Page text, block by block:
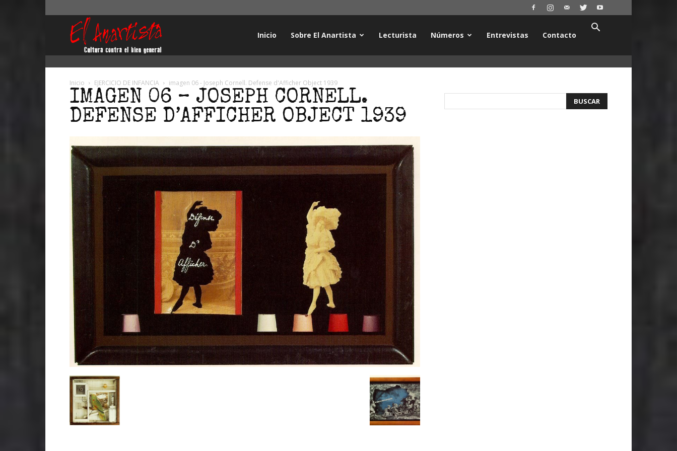
Inicio Sobre El Anartista Lecturista Números Entrevistas Contacto
Inicio EJERCICIO DE INFANCIA imagen 06 - Joseph Cornell. Defense d'Afficher Object 1939
IMAGEN 06 – JOSEPH CORNELL.
DEFENSE D’AFFICHER OBJECT 1939